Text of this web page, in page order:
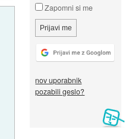
Zapomni si me
nov uporabnik
pozabili geslo?